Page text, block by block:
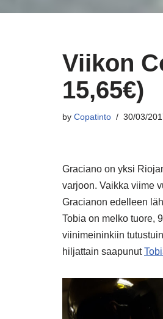
Viikon
15,65€)
by Copatinto 30/03/
Graciano on yksi
varjoon. Vaikka viime
Gracianon edelleen
Tobia on melko tuore,
viinimeininkiin
hiljattain saapunut